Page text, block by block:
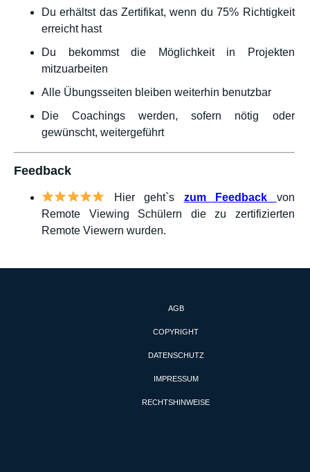
Du erhältst das Zertifikat, wenn du 75% Richtigkeit
erreicht hast
Du bekommst die Möglichkeit in Projekten
mitzuarbeiten
Alle Übungsseiten bleiben weiterhin benutzbar
Die Coachings werden, sofern nötig oder
gewünscht, weitergeführt
Feedback
Hier geht`s zum Feedback von
Remote Viewing Schülern die zu zertifizierten
Remote Viewern wurden.
AGB
COPYRIGHT
DATENSCHUTZ
IMPRESSUM
RECHTSHINWEISE